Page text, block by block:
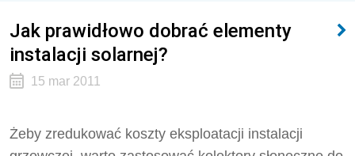
Jak prawidłowo dobrać elementy
instalacji solarnej?
15 mar 2011
Żeby zredukować koszty eksploatacji instalacji